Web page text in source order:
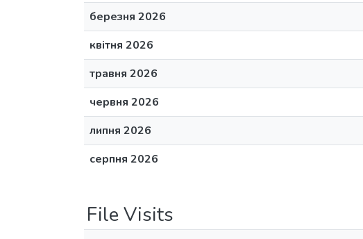
березня 2026
квітня 2026
травня 2026
червня 2026
липня 2026
серпня 2026
File Visits